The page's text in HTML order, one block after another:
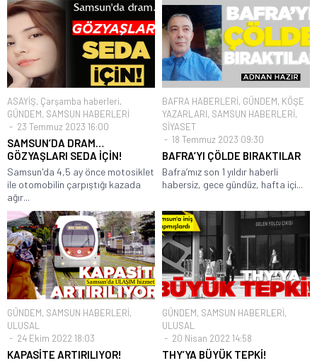
ASAYİŞ, Çarşamba haberleri,
GÜNDEM, SAMSUN HABERLERİ
23 Temmuz 2023 16:00
SAMSUN’DA DRAM…
GÖZYAŞLARI SEDA İÇİN!
Samsun'da 4,5 ay önce motosiklet
ile otomobilin çarpıştığı kazada
ağır...
BAFRA HABERLERİ, GÜNDEM, KÖŞE
YAZARLARI, SAMSUN HABERLERİ,
SİYASET
18 Temmuz 2023 09:30
BAFRA’YI ÇÖLDE BIRAKTILAR
Bafra’mız son 1 yıldır haberli
habersiz, gece gündüz, hafta içi...
GÜNDEM, SAMSUN HABERLERİ,
ULUSAL
24 Ekim 2022 18:03
KAPASİTE ARTIRILIYOR!
GÜNDEM, SAMSUN HABERLERİ,
ULUSAL
20 Nisan 2022 14:58
THY’YA BÜYÜK TEPKİ!